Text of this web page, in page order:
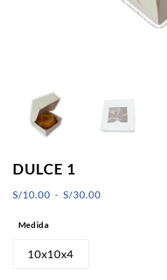
DULCE 1
S/10.00 - S/30.00Rango
Medida
10x10x4